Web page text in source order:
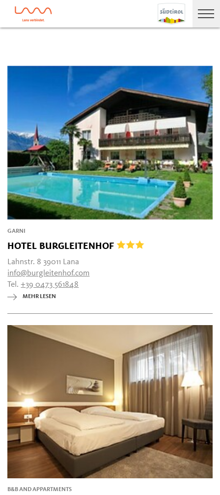
GARNI
HOTEL BURGLEITENHOF
Lahnstr. 8 39011 Lana
info@burgleitenhof.com
Tel.+39 0473 561848
MEHR LESEN
B&B AND APPARTMENTS